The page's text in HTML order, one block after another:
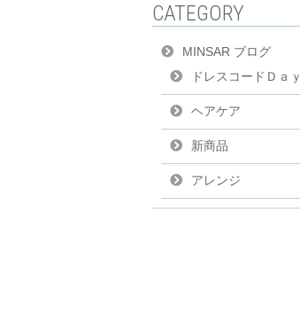
CATEGORY
MINSAR ブログ
ドレスコードＤａｙ
ヘアケア
新商品
アレンジ